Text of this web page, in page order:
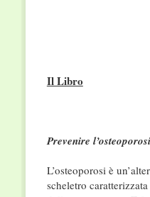
Il Libro
Prevenire l’osteoporosi
L’osteoporosi è
scheletro